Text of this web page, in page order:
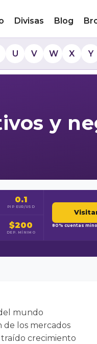
Divisas Blog
U V W X Y
y
0.1
PIP EUR/USD
$200
DEP. MÍNIMO
80% cuentas
mundo
de los mercados
traído crecimiento